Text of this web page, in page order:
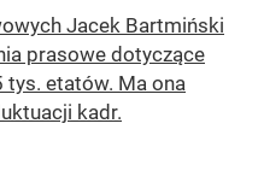
Jacek Bartmiński
prasowe dotyczące
etatów. Ma ona
kadr.